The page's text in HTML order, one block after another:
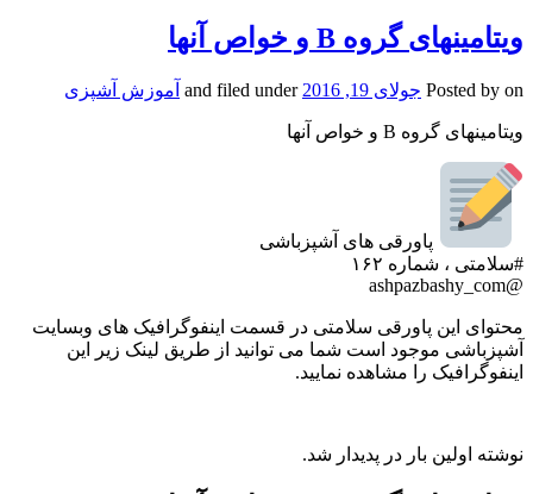
ویتامینهای گروه B و خواص آنها
Posted by on جولای 19, 2016 and filed under آموزش آشپزی
ویتامینهای گروه B و خواص آنها
پاورقی های آشپزباشی
#سلامتی ، شماره ۱۶۲
@ashpazbashy_com
محتوای این پاورقی سلامتی در قسمت اینفوگرافیک های وبسایت
آشپزباشی موجود است شما می توانید از طریق لینک زیر این
اینفوگرافیک را مشاهده نمایید.
نوشته اولین بار در پدیدار شد.